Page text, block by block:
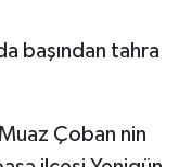
başından tahra
Çoban nin